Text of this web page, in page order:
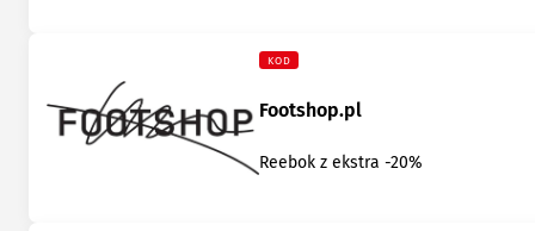
KOD
Footshop.pl
Reebok z ekstra -20%